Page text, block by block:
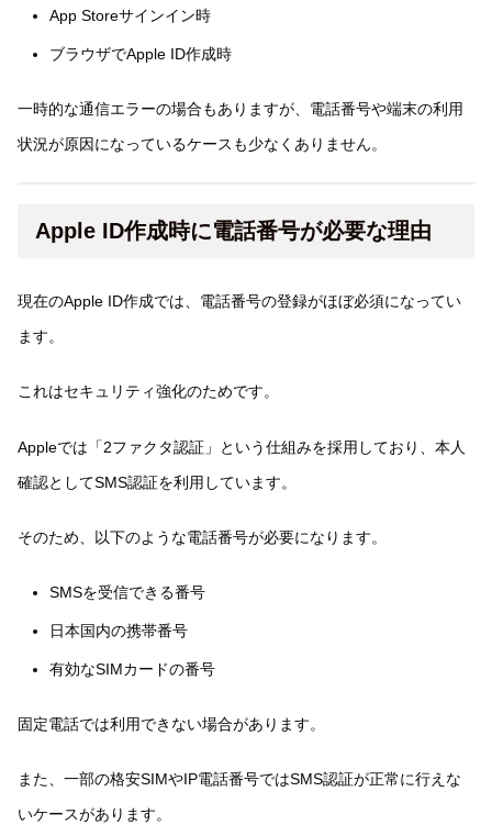
App Storeサインイン時
ブラウザでApple ID作成時
一時的な通信エラーの場合もありますが、電話番号や端末の利用
状況が原因になっているケースも少なくありません。
Apple ID作成時に電話番号が必要な理由
現在のApple ID作成では、電話番号の登録がほぼ必須になってい
ます。
これはセキュリティ強化のためです。
Appleでは「2ファクタ認証」という仕組みを採用しており、本人
確認としてSMS認証を利用しています。
そのため、以下のような電話番号が必要になります。
SMSを受信できる番号
日本国内の携帯番号
有効なSIMカードの番号
固定電話では利用できない場合があります。
また、一部の格安SIMやIP電話番号ではSMS認証が正常に行えな
いケースがあります。